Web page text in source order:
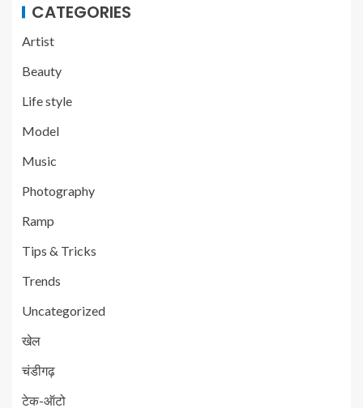
CATEGORIES
Artist
Beauty
Life style
Model
Music
Photography
Ramp
Tips & Tricks
Trends
Uncategorized
खेल
चंडीगढ़
टेक-ऑटो